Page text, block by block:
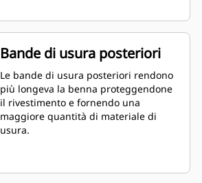
Bande di usura posteriori
Le bande di usura posteriori rendono
più longeva la benna proteggendone
il rivestimento e fornendo una
maggiore quantità di materiale di
usura.